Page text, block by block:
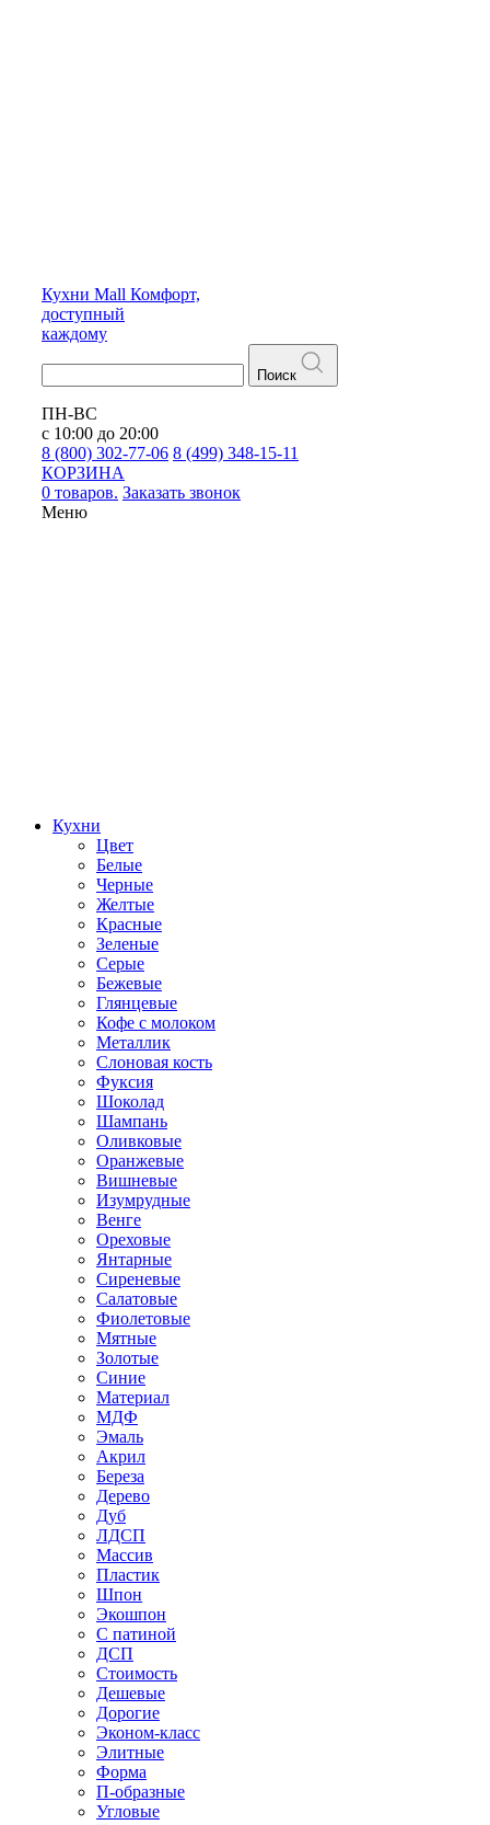
Кухни Mall Комфорт,
доступный
каждому
Поиск
ПН-ВС
с 10:00 до 20:00
8 (800) 302-77-06 8 (499) 348-15-11
КОРЗИНА
0 товаров. Заказать звонок
Меню
Кухни
Цвет
Белые
Черные
Желтые
Красные
Зеленые
Серые
Бежевые
Глянцевые
Кофе с молоком
Металлик
Слоновая кость
Фуксия
Шоколад
Шампань
Оливковые
Оранжевые
Вишневые
Изумрудные
Венге
Ореховые
Янтарные
Сиреневые
Салатовые
Фиолетовые
Мятные
Золотые
Синие
Материал
МДФ
Эмаль
Акрил
Береза
Дерево
Дуб
ЛДСП
Массив
Пластик
Шпон
Экошпон
С патиной
ДСП
Стоимость
Дешевые
Дорогие
Эконом-класс
Элитные
Форма
П-образные
Угловые